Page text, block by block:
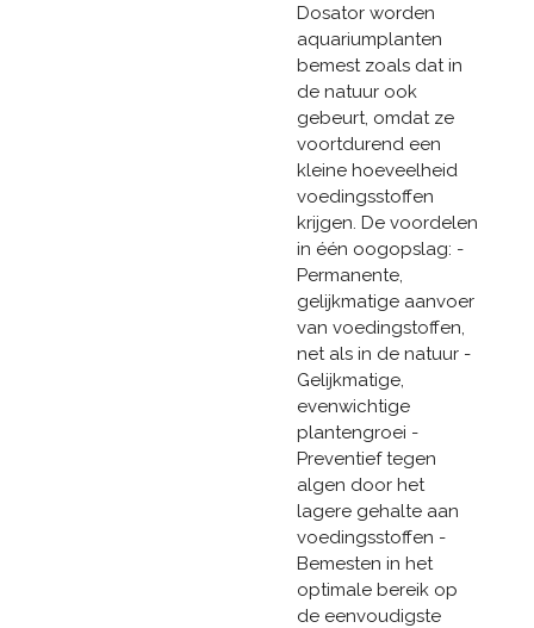
Dosator worden
aquariumplanten
bemest zoals dat in
de natuur ook
gebeurt, omdat ze
voortdurend een
kleine hoeveelheid
voedingsstoffen
krijgen. De voordelen
in één oogopslag: -
Permanente,
gelijkmatige aanvoer
van voedingstoffen,
net als in de natuur -
Gelijkmatige,
evenwichtige
plantengroei -
Preventief tegen
algen door het
lagere gehalte aan
voedingsstoffen -
Bemesten in het
optimale bereik op
de eenvoudigste